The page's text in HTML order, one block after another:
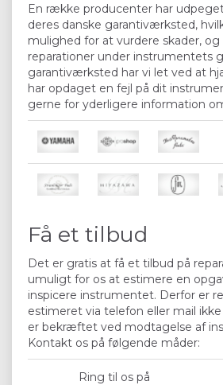
En række producenter har
deres danske garantiværksted,
mulighed for at vurdere skader,
reparationer under instrumentets
garantiværksted har vi let ved at
har opdaget en fejl på dit
gerne for yderligere information
Få et tilbud
Det er gratis at få et tilbud på
umuligt for os at estimere en
inspicere instrumentet. Derfor er
estimeret via telefon eller mail
er bekræftet ved modtagelse af
Kontakt os på følgende måder:
Ring til os på